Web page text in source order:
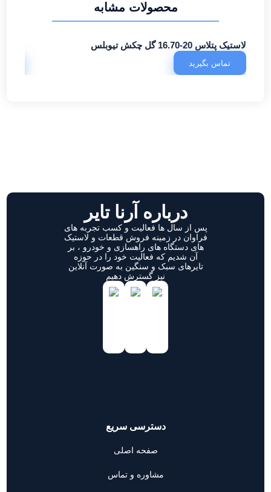
محصولات مشابه
لاستیک پتلاس 20-16.70 گل چکش تیوبلس
تماس بگیرید
درباره آرنا تایر
پس از سال ها فعالیت و کسب تجربه های
فراوان در زمینه فروش قطعات و لاستیک
های دستگاه های راهسازی و خودرو ، بر
آن شدیم که فعالیت خود را در حوزه
تایرهای سبک و سنگین به صورت آنلاین
نیز گسترش دهیم
دسترسی سریع
صفحه اصلی
مشاوره و تماس